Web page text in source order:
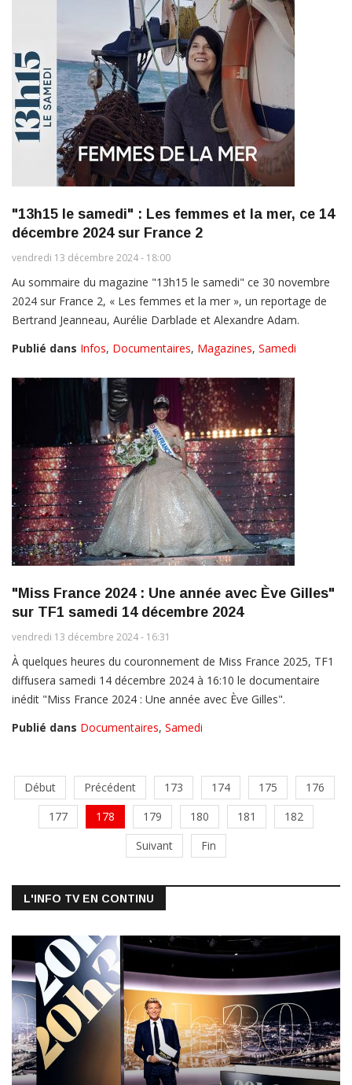
"13h15 le samedi" : Les femmes et la mer, ce 14
décembre 2024 sur France 2
vendredi 13 décembre 2024 - 18:00
Au sommaire du magazine "13h15 le samedi" ce 30 novembre
2024 sur France 2, « Les femmes et la mer », un reportage de
Bertrand Jeanneau, Aurélie Darblade et Alexandre Adam.
Publié dans Infos, Documentaires, Magazines, Samedi
"Miss France 2024 : Une année avec Ève Gilles"
sur TF1 samedi 14 décembre 2024
vendredi 13 décembre 2024 - 16:31
À quelques heures du couronnement de Miss France 2025, TF1
diffusera samedi 14 décembre 2024 à 16:10 le documentaire
inédit "Miss France 2024 : Une année avec Ève Gilles".
Publié dans Documentaires, Samedi
Début Précédent 173 174 175
176
177
178 179 180 181
182
Suivant
Fin
L'INFO TV EN CONTINU